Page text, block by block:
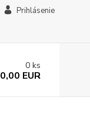
Prihlásenie
0 ks
0,00 EUR